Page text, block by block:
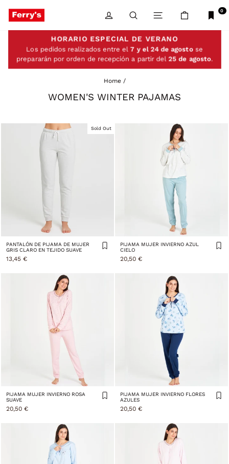
content
LOG IN SEARCHSITE CART 0
HORARIO ESPECIAL DE VERANO
Los pedidos realizados entre el7 y el 24 de agosto se
prepararán por orden de recepción a partir del25 de agosto.
Home /
WOMEN'S WINTER PAJAMAS
Sold Out
PANTALÓN DE PIJAMA DE MUJER
GRIS CLARO EN TEJIDO SUAVE
13,45 €
PIJAMA MUJER INVIERNO AZUL
CIELO
20,50 €
PIJAMA MUJER INVIERNO ROSA
SUAVE
20,50 €
PIJAMA MUJER INVIERNO FLORES
AZULES
20,50 €